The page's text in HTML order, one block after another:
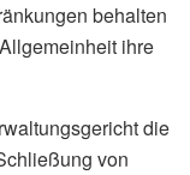
behalten
ihre
die
von